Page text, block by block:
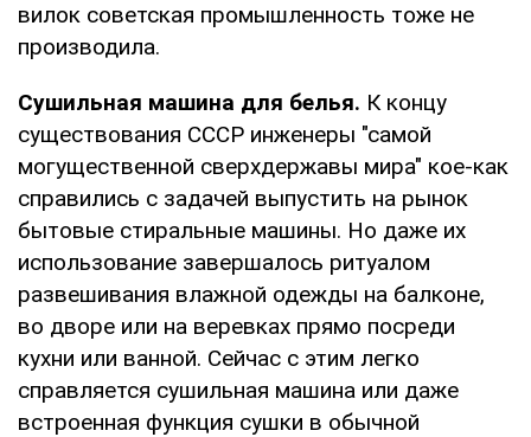
вилок советская промышленность тоже не
производила.
Сушильная машина для белья. К концу
существования СССР инженеры "самой
могущественной сверхдержавы мира" кое-как
справились с задачей выпустить на рынок
бытовые стиральные машины. Но даже их
использование завершалось ритуалом
развешивания влажной одежды на балконе,
во дворе или на веревках прямо посреди
кухни или ванной. Сейчас с этим легко
справляется сушильная машина или даже
встроенная функция сушки в обычной